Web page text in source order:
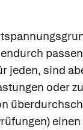
jeden, sind
oder